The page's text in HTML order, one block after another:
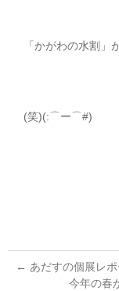
「かがわの水割」
(笑)(:⌒ー⌒#)ゞ
← あだすの個展レ
今年の春